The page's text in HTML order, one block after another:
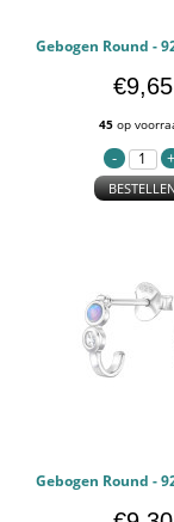
€9,65
45 op